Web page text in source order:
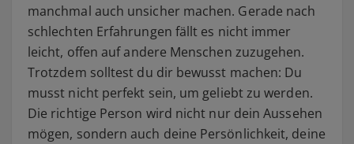
manchmal auch unsicher machen. Gerade nach
schlechten Erfahrungen fällt es nicht immer
leicht, offen auf andere Menschen zuzugehen.
Trotzdem solltest du dir bewusst machen: Du
musst nicht perfekt sein, um geliebt zu werden.
Die richtige Person wird nicht nur dein Aussehen
mögen, sondern auch deine Persönlichkeit, deine